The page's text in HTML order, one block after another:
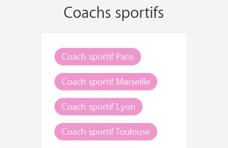
Coachs sportifs
Coach sportif Paris
Coach sportif Marseille
Coach sportif Lyon
Coach sportif Toulouse